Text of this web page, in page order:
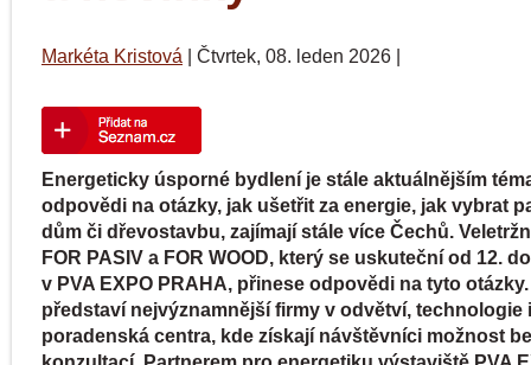
Markéta Kristová | Čtvrtek, 08. leden 2026 |
Energeticky úsporné bydlení je stále aktuálnějším
odpovědi na otázky, jak ušetřit za energie, jak vybrat
dům či dřevostavbu, zajímají stále více Čechů.
FOR PASIV a FOR WOOD, který se uskuteční od 12.
v PVA EXPO PRAHA, přinese odpovědi na tyto
představí nejvýznamnější firmy v odvětví, technologie i
poradenská centra, kde získají návštěvníci možnost